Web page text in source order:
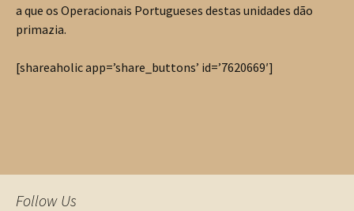
a que os Operacionais Portugueses destas unidades dão
primazia.
[shareaholic app=’share_buttons’ id=’7620669′]
Follow Us